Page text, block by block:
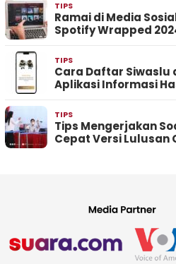
TIPS
Ramai di Media
Spotify Wrapped
TIPS
Cara Daftar Siwaslu
Aplikasi Informasi
TIPS
Tips Mengerjakan
Cepat Versi Lulusan